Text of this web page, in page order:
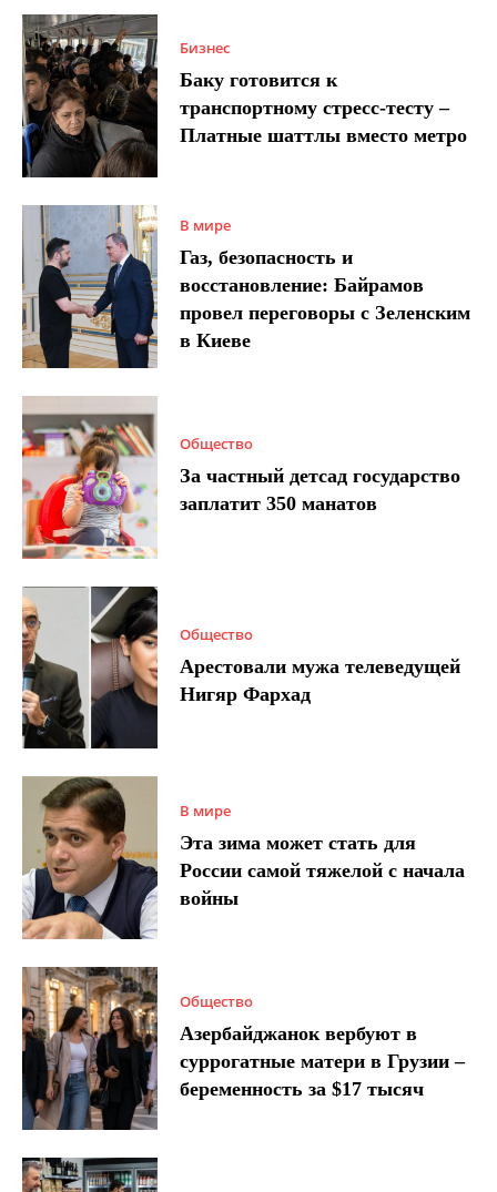
Бизнес
Баку готовится к
транспортному стресс-тесту –
Платные шаттлы вместо метро
В мире
Газ, безопасность и
восстановление: Байрамов
провел переговоры с Зеленским
в Киеве
Общество
За частный детсад государство
заплатит 350 манатов
Общество
Арестовали мужа телеведущей
Нигяр Фархад
В мире
Эта зима может стать для
России самой тяжелой с начала
войны
Общество
Азербайджанок вербуют в
суррогатные матери в Грузии –
беременность за $17 тысяч